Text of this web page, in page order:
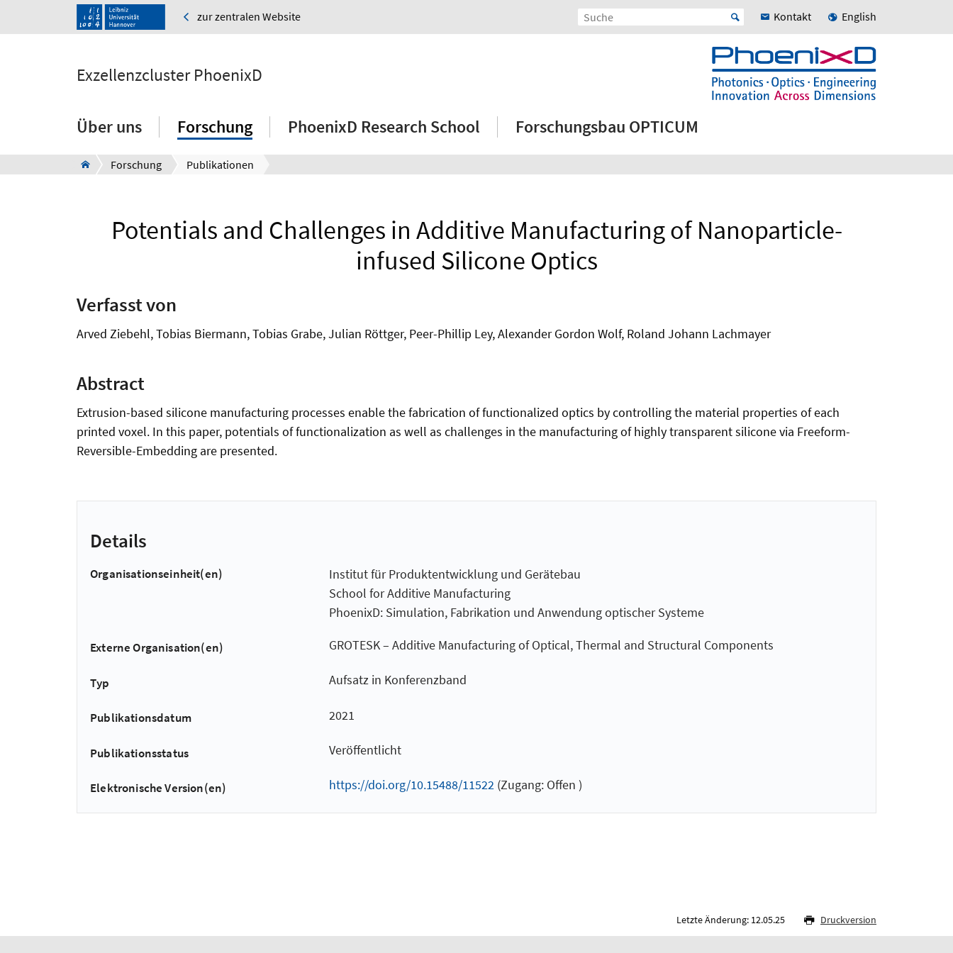
zur zentralen Website Kontakt English
Exzellenzcluster PhoenixD
Über uns Forschung PhoenixD Research School Forschungsbau OPTICUM
Forschung Publikationen
Potentials and Challenges in Additive Manufacturing of Nanoparticle-
infused Silicone Optics
Verfasst von
Arved Ziebehl, Tobias Biermann, Tobias Grabe, Julian Röttger, Peer-Phillip Ley, Alexander Gordon Wolf, Roland Johann Lachmayer
Abstract
Extrusion-based silicone manufacturing processes enable the fabrication of functionalized optics by controlling the material properties of each
printed voxel. In this paper, potentials of functionalization as well as challenges in the manufacturing of highly transparent silicone via Freeform-
Reversible-Embedding are presented.
Details
Organisationseinheit(en)
Institut für Produktentwicklung und Gerätebau
School for Additive Manufacturing
PhoenixD: Simulation, Fabrikation und Anwendung optischer Systeme
Externe Organisation(en) GROTESK – Additive Manufacturing of Optical, Thermal and Structural Components
Typ Aufsatz in Konferenzband
Publikationsdatum 2021
Publikationsstatus Veröffentlicht
Elektronische Version(en) https://doi.org/10.15488/11522(Zugang: Offen )
Letzte Änderung: 12.05.25 Druckversion